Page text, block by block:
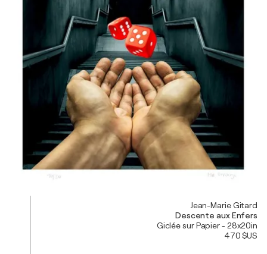
Jean-Marie Gitard
Descente aux Enfers
Giclée sur Papier - 28x20in
470 $US